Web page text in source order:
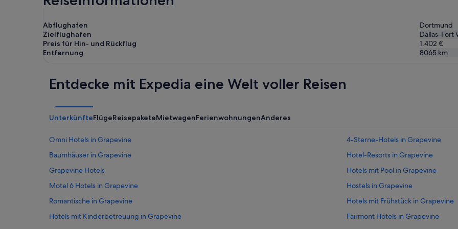
Abflughafen
Dortmund
Zielflughafen
Dallas-Fort
Preis für Hin- und Rückflug
1.402 €
Entfernung
8065 km
Entdecke mit Expedia eine Welt voller Reisen
UnterkünfteFlügeReisepaketeMietwagenFerienwohnungenAnderes
Omni Hotels in Grapevine
4-Sterne-Hotels in Grapevine
Baumhäuser in Grapevine
Hotel-Resorts in Grapevine
Grapevine Hotels
Hotels mit Pool in Grapevine
Motel 6 Hotels in Grapevine
Hostels in Grapevine
Romantische in Grapevine
Hotels mit Frühstück in Grapevine
Hotels mit Kinderbetreuung in Grapevine
Fairmont Hotels in Grapevine